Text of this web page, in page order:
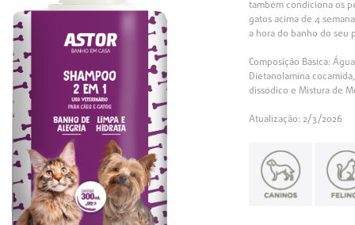
também condiciona os
gatos acima de 4
a hora do banho do seu
Composição Básica:
Dietanolamina
dissódico e Mistura de
Atualização: 2/3/2026